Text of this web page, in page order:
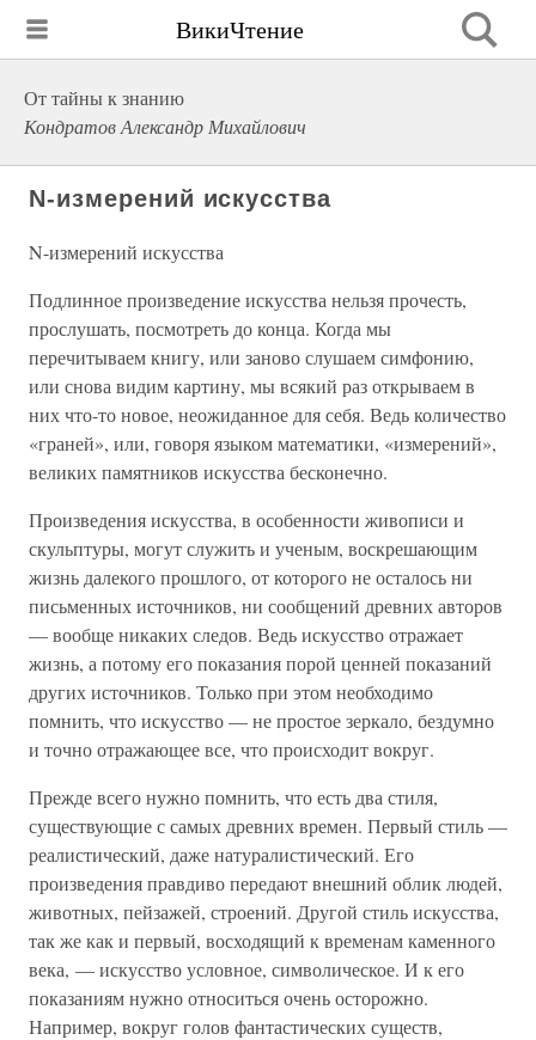
ВикиЧтение
От тайны к знанию
Кондратов Александр Михайлович
N-измерений искусства
N-измерений искусства
Подлинное произведение искусства нельзя прочесть,
прослушать, посмотреть до конца. Когда мы
перечитываем книгу, или заново слушаем симфонию,
или снова видим картину, мы всякий раз открываем в
них что-то новое, неожиданное для себя. Ведь количество
«граней», или, говоря языком математики, «измерений»,
великих памятников искусства бесконечно.
Произведения искусства, в особенности живописи и
скульптуры, могут служить и ученым, воскрешающим
жизнь далекого прошлого, от которого не осталось ни
письменных источников, ни сообщений древних авторов
— вообще никаких следов. Ведь искусство отражает
жизнь, а потому его показания порой ценней показаний
других источников. Только при этом необходимо
помнить, что искусство — не простое зеркало, бездумно
и точно отражающее все, что происходит вокруг.
Прежде всего нужно помнить, что есть два стиля,
существующие с самых древних времен. Первый стиль —
реалистический, даже натуралистический. Его
произведения правдиво передают внешний облик людей,
животных, пейзажей, строений. Другой стиль искусства,
так же как и первый, восходящий к временам каменного
века, — искусство условное, символическое. И к его
показаниям нужно относиться очень осторожно.
Например, вокруг голов фантастических существ,